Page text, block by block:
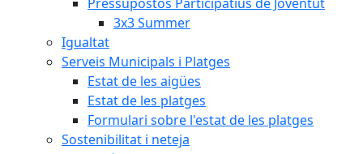
3x3 Summer
Igualtat
Serveis Municipals i Platges
Estat de les aigües
Estat de les platges
Formulari sobre l'estat de les platges
Sostenibilitat i neteja